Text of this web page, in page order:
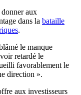
aux
dans la bataille
.
le manque
retardé le
favorablement le
direction ».
aux investisseurs